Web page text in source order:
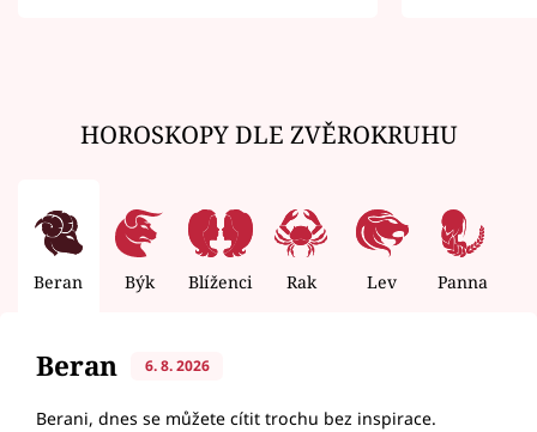
HOROSKOPY DLE ZVĚROKRUHU
Beran Býk Blíženci Rak Lev Panna
Beran 6. 8. 2026
Berani, dnes se můžete cítit trochu bez inspirace.